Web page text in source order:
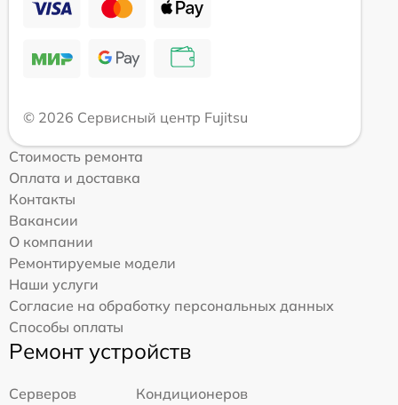
© 2026 Сервисный центр Fujitsu
Стоимость ремонта
Оплата и доставка
Контакты
Вакансии
О компании
Ремонтируемые модели
Наши услуги
Согласие на обработку персональных данных
Способы оплаты
Ремонт устройств
Серверов
Кондиционеров